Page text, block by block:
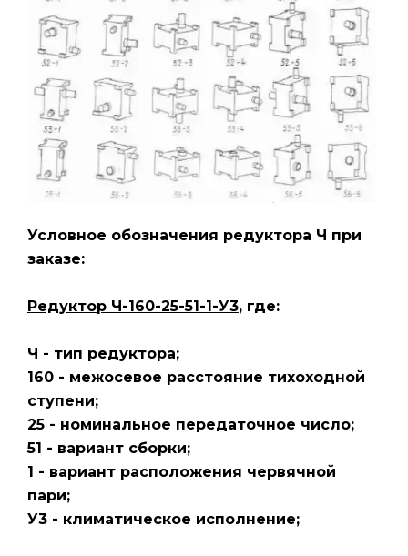
Условное обозначения редуктора Ч при
заказе:
Редуктор Ч-160-25-51-1-У3, где:
Ч - тип редуктора;
160 - межосевое расстояние тихоходной
ступени;
25 - номинальное передаточное число;
51 - вариант сборки;
1 - вариант расположения червячной
пари;
У3 - климатическое исполнение;